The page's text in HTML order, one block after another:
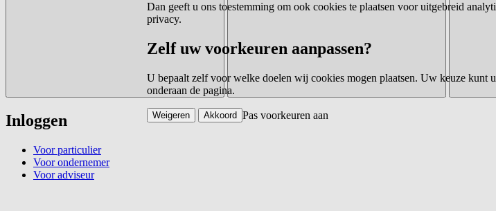
Inloggen
Voor particulier
Voor ondernemer
Voor adviseur
Dan geeft u ons toestemming om ook cookies te plaatsen voor uitgebreid
privacy.
Zelf uw voorkeuren aanpassen?
U bepaalt zelf voor welke doelen wij cookies mogen plaatsen. Uw keuze
onderaan de pagina.
Pas voorkeuren aan
Weigeren Akkoord